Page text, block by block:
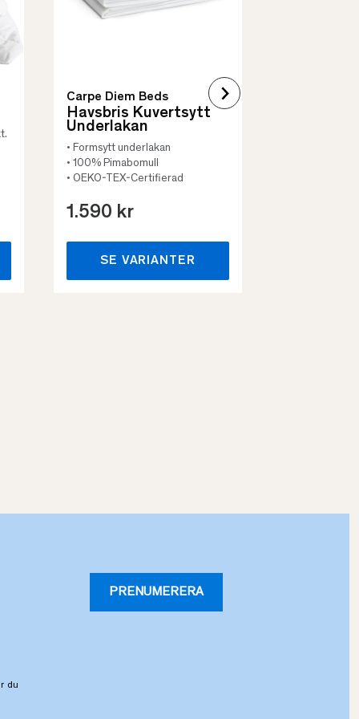
Carpe Diem Beds
Havsbris Kuvertsytt
Underlakan
• Formsytt underlakan
• 100% Pimabomull
• OEKO-TEX-Certifierad
1.590 kr
SE VARIANTER
PRENUMERERA
du